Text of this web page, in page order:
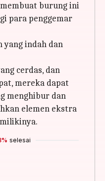
burung ini
para penggemar
yang indah dan
cerdas, dan
mereka dapat
menghibur dan
elemen ekstra
selesai